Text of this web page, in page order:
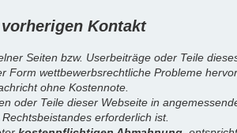
Kontakt
Seiten bzw. Userbeiträge oder Teile
wettbewerbsrechtliche Probleme
ohne Kostennote.
oder Teile dieser Webseite in
erforderlich ist.